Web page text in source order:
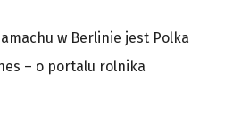
w Berlinie jest Polka
– o portalu rolnika